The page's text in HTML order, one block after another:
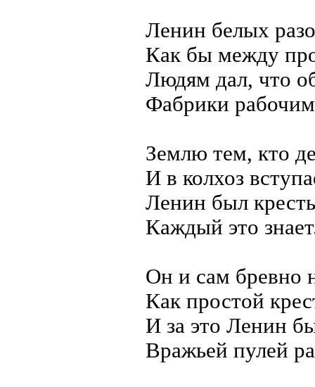
Ленин белых
Как бы между
Людям дал, что
Фабрики
Землю тем, кто
И в колхоз
Ленин был
Каждый это
Он и сам бревно
Как простой
И за это Ленин
Вражьей пулей